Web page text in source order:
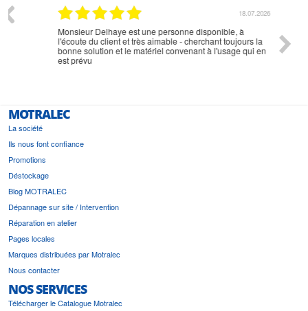
18.07.2026
Monsieur Delhaye est une personne disponible, à
l'écoute du client et très aimable - cherchant toujours la
bonne solution et le matériel convenant à l'usage qui en
est prévu
MOTRALEC
La société
Ils nous font confiance
Promotions
Déstockage
Blog MOTRALEC
Dépannage sur site / Intervention
Réparation en atelier
Pages locales
Marques distribuées par Motralec
Nous contacter
NOS SERVICES
Télécharger le Catalogue Motralec